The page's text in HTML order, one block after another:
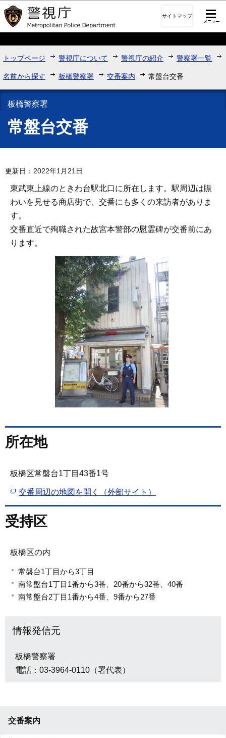
このページの本文へ移動
サイトマップ
トップページ 警視庁について 警視庁の紹介 警察署一覧
名前から探す 板橋警察署 交番案内 常盤台交番
板橋警察署
常盤台交番
更新日：2022年1月21日
東武東上線のときわ台駅北口に所在します。駅周辺は賑
わいを見せる商店街で、交番にも多くの来訪者がありま
す。
交番直近で殉職された故宮本警部の慰霊碑が交番前にあ
ります。
所在地
板橋区常盤台1丁目43番1号
交番周辺の地図を開く（外部サイト）
受持区
板橋区の内
常盤台1丁目から3丁目
南常盤台1丁目1番から3番、20番から32番、40番
南常盤台2丁目1番から4番、9番から27番
情報発信元
板橋警察署
電話：03-3964-0110（署代表）
交番案内